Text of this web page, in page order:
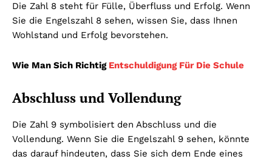
Die Zahl 8 steht für Fülle, Überfluss und Erfolg. Wenn
Sie die Engelszahl 8 sehen, wissen Sie, dass Ihnen
Wohlstand und Erfolg bevorstehen.
Wie Man Sich Richtig Entschuldigung Für Die Schule
Abschluss und Vollendung
Die Zahl 9 symbolisiert den Abschluss und die
Vollendung. Wenn Sie die Engelszahl 9 sehen, könnte
das darauf hindeuten, dass Sie sich dem Ende eines